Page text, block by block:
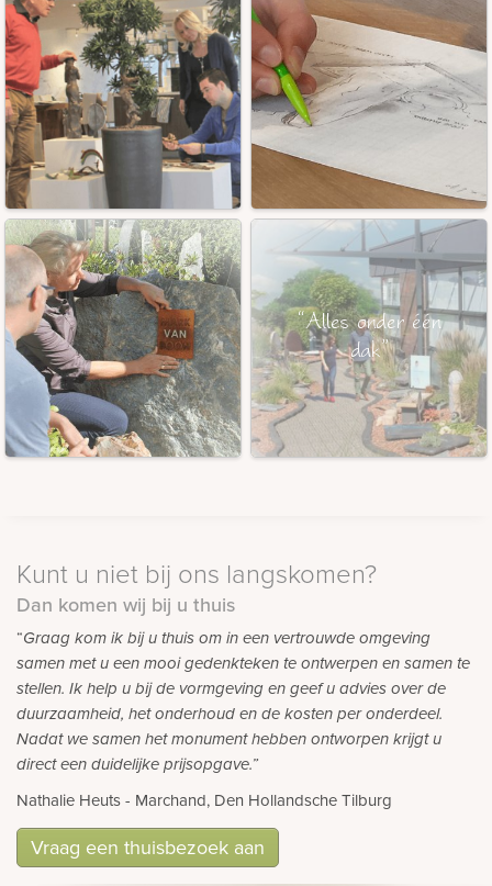
“Alles onder één
dak”
Kunt u niet bij ons langskomen?
Dan komen wij bij u thuis
“Graag kom ik bij u thuis om in een vertrouwde omgeving
samen met u een mooi gedenkteken te ontwerpen en samen te
stellen. Ik help u bij de vormgeving en geef u advies over de
duurzaamheid, het onderhoud en de kosten per onderdeel.
Nadat we samen het monument hebben ontworpen krijgt u
direct een duidelijke prijsopgave.”
Nathalie Heuts - Marchand, Den Hollandsche Tilburg
Vraag een thuisbezoek aan